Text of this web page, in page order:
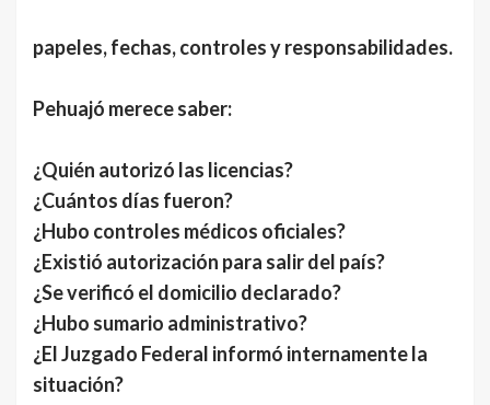
papeles, fechas, controles y responsabilidades.
Pehuajó merece saber:
¿Quién autorizó las licencias?
¿Cuántos días fueron?
¿Hubo controles médicos oficiales?
¿Existió autorización para salir del país?
¿Se verificó el domicilio declarado?
¿Hubo sumario administrativo?
¿El Juzgado Federal informó internamente la
situación?